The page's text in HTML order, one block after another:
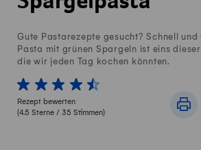
Gute Pastarezepte gesucht? Schnell
Pasta mit grünen Spargeln ist eins
die wir jeden Tag kochen könnten.
1 von 5 Sterne
2 von 5 Sterne
3 von 5 Sterne
4 von 5 Sterne
5 von 5 Sterne
Rezept bewerten
(4.5 Sterne / 35 Stimmen)